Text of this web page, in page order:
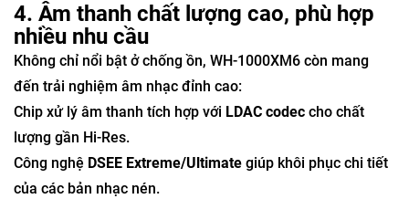
4. Âm thanh chất lượng cao, phù hợp
nhiều nhu cầu
Không chỉ nổi bật ở chống ồn, WH-1000XM6 còn mang
đến trải nghiệm âm nhạc đỉnh cao:
Chip xử lý âm thanh tích hợp với LDAC codec cho chất
lượng gần Hi-Res.
Công nghệ DSEE Extreme/Ultimate giúp khôi phục chi tiết
của các bản nhạc nén.